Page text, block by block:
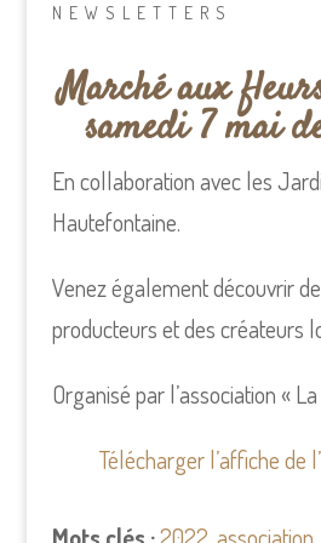
NEWSLETTERS
Marché aux
samedi 7 mai
En collaboration avec les
Hautefontaine.
Venez également découvrir
producteurs et des créateurs
Organisé par l’association «
Télécharger l’affiche de